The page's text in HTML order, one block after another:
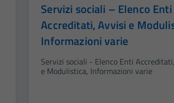
Servizi sociali – Elenco Enti
Accreditati, Avvisi e
Informazioni varie
Servizi sociali - Elenco Enti
e Modulistica, Informazioni varie